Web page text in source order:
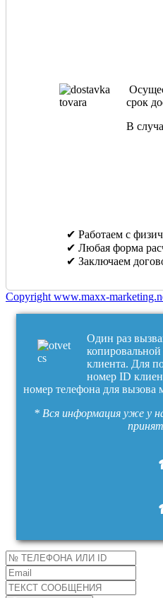
срок
В
✔ Работаем с
✔ Любая форма
✔ Заключаем
Copyright www.maxx-
Один раз
клиента. Для
номер ID
номер телефона для вызова
* Вся информация уже у